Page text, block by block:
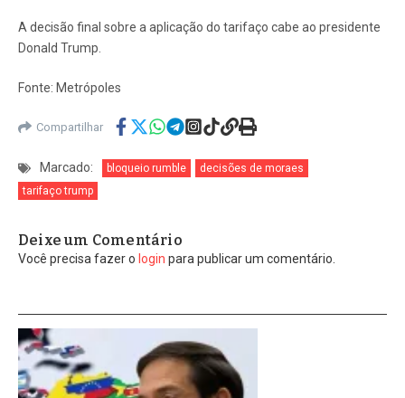
A decisão final sobre a aplicação do tarifaço cabe ao presidente
Donald Trump.
Fonte: Metrópoles
Compartilhar
Marcado: bloqueio rumble
decisões de moraes
tarifaço trump
Deixe um Comentário
Você precisa fazer o login para publicar um comentário.